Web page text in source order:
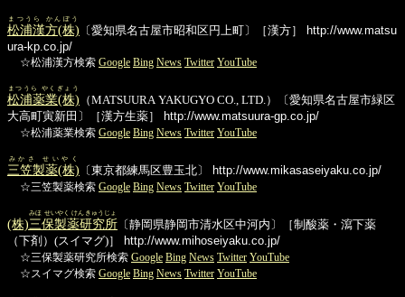
松浦漢方(株)
まつうら かんぽう
〔愛知県名古屋市昭和区円上町〕［漢方］
http://www.matsu
ura-kp.co.jp/
☆松浦漢方検索 Google Bing News Twitter YouTube
松浦薬業(株)
まつうら やくぎょう
（MATSUURA YAKUGYO CO., LTD.）〔愛知県名古屋市緑区
大高町寅新田〕［漢方生薬］
http://www.matsuura-gp.co.jp/
☆松浦薬業検索 Google Bing News Twitter YouTube
三笠製薬(株)
みかさ せいやく
〔東京都練馬区豊玉北〕
http://www.mikasaseiyaku.co.jp/
☆三笠製薬検索 Google Bing News Twitter YouTube
(株)三保製薬研究所
みほ せいやく けんきゅうじょ
〔静岡県静岡市清水区中河内〕［制酸薬・瀉下薬
（下剤）(スイマグ)］
http://www.mihoseiyaku.co.jp/
☆三保製薬研究所検索 Google Bing News Twitter YouTube
☆スイマグ検索 Google Bing News Twitter YouTube